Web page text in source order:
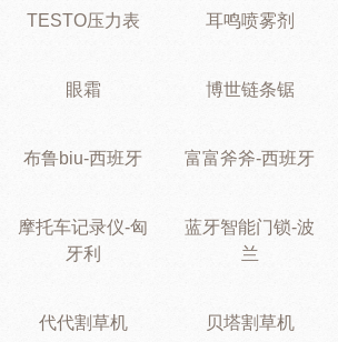
TESTO压力表 耳鸣喷雾剂
眼霜 博世链条锯
布鲁biu-西班牙 富富斧斧-西班牙
摩托车记录仪-匈
牙利
蓝牙智能门锁-波
兰
代代割草机 贝塔割草机